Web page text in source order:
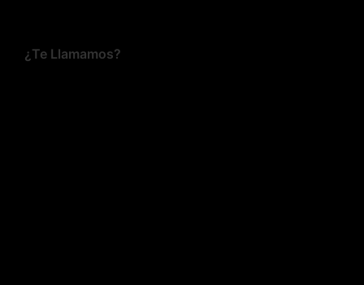
¿Te Llamamos?